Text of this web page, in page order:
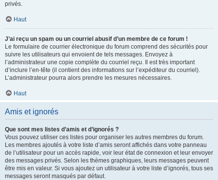
privés.
Haut
J’ai reçu un spam ou un courriel abusif d’un membre de ce forum !
Le formulaire de courrier électronique du forum comprend des sécurités pour
suivre les utilisateurs qui envoient de tels messages. Envoyez à
l’administrateur une copie complète du courriel reçu. Il est très important
d’inclure l’en-tête (il contient des informations sur l’expéditeur du courriel).
L’administrateur pourra alors prendre les mesures nécessaires.
Haut
Amis et ignorés
Que sont mes listes d’amis et d’ignorés ?
Vous pouvez utiliser ces listes pour organiser les autres membres du forum.
Les membres ajoutés à votre liste d’amis seront affichés dans votre panneau
de l’utilisateur pour un accès rapide, voir leur état de connexion et leur envoyer
des messages privés. Selon les thèmes graphiques, leurs messages peuvent
être mis en valeur. Si vous ajoutez un utilisateur à votre liste d’ignorés, tous ses
messages seront masqués par défaut.